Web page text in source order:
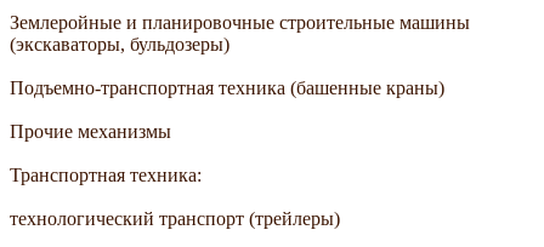
Землеройные и планировочные строительные машины
(экскаваторы, бульдозеры)
Подъемно-транспортная техника (башенные краны)
Прочие механизмы
Транспортная техника:
технологический транспорт (трейлеры)